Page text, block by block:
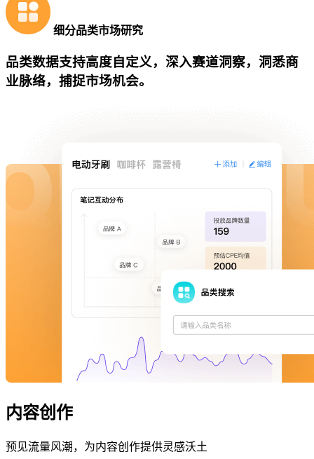
细分品类市场研究
品类数据支持高度自定义，深入赛道洞察，洞悉商
业脉络，捕捉市场机会。
内容创作
预见流量风潮，为内容创作提供灵感沃土